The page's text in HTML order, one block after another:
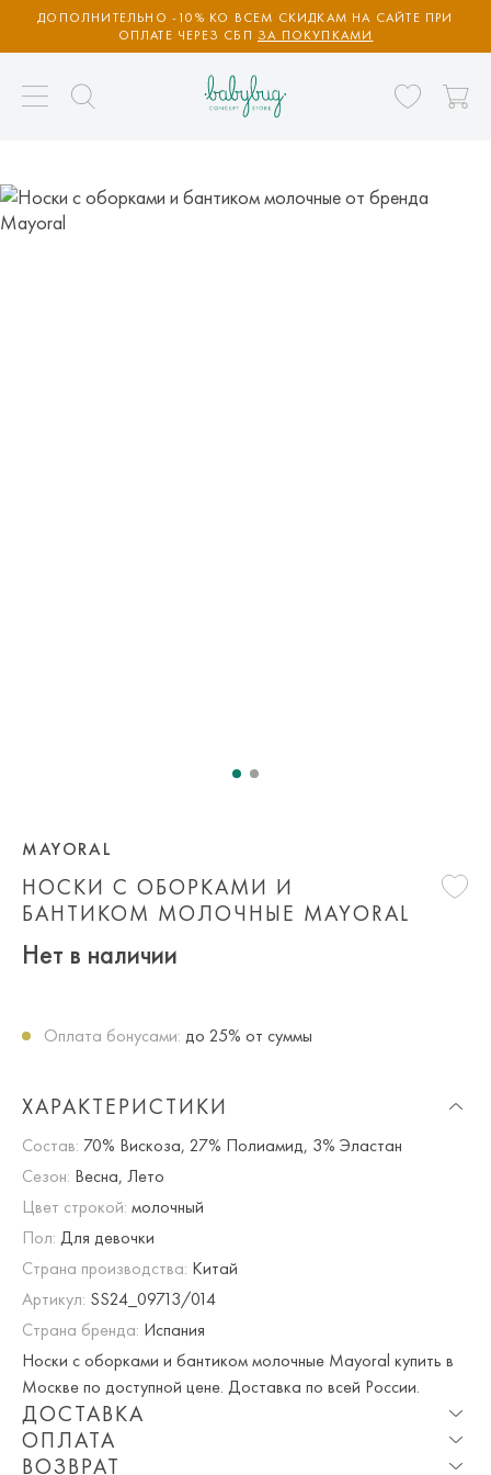
ДОПОЛНИТЕЛЬНО -10% КО ВСЕМ СКИДКАМ НА САЙТЕ ПРИ
ОПЛАТЕ ЧЕРЕЗ СБП ЗА ПОКУПКАМИ
НОСКИ С ОБОРКАМИ И
БАНТИКОМ МОЛОЧНЫЕ MAYORAL
MAYORAL
Нет в наличии
Оплата бонусами: до 25% от суммы
ХАРАКТЕРИСТИКИ
Состав: 70% Вискоза, 27% Полиамид, 3% Эластан
Сезон: Весна, Лето
Цвет строкой: молочный
Пол: Для девочки
Страна производства: Китай
Артикул: SS24_09713/014
Страна бренда: Испания
Носки с оборками и бантиком молочные Mayoral купить в
Москве по доступной цене. Доставка по всей России.
ДОСТАВКА
Опция частичная доставка и примерка доступна для
ОПЛАТА
ВОЗВРАТ